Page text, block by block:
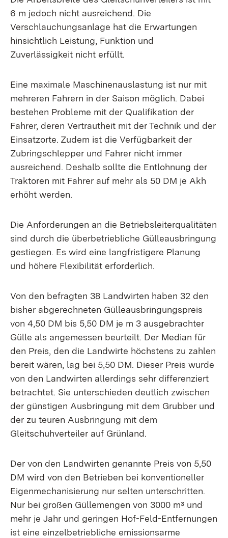
6 m jedoch nicht ausreichend. Die
Verschlauchungsanlage hat die Erwartungen
hinsichtlich Leistung, Funktion und
Zuverlässigkeit nicht erfüllt.
Eine maximale Maschinenauslastung ist nur mit
mehreren Fahrern in der Saison möglich. Dabei
bestehen Probleme mit der Qualifikation der
Fahrer, deren Vertrautheit mit der Technik und der
Einsatzorte. Zudem ist die Verfügbarkeit der
Zubringschlepper und Fahrer nicht immer
ausreichend. Deshalb sollte die Entlohnung der
Traktoren mit Fahrer auf mehr als 50 DM je Akh
erhöht werden.
Die Anforderungen an die Betriebsleiterqualitäten
sind durch die überbetriebliche Gülleausbringung
gestiegen. Es wird eine langfristigere Planung
und höhere Flexibilität erforderlich.
Von den befragten 38 Landwirten haben 32 den
bisher abgerechneten Gülleausbringungspreis
von 4,50 DM bis 5,50 DM je m 3 ausgebrachter
Gülle als angemessen beurteilt. Der Median für
den Preis, den die Landwirte höchstens zu zahlen
bereit wären, lag bei 5,50 DM. Dieser Preis wurde
von den Landwirten allerdings sehr differenziert
betrachtet. Sie unterschieden deutlich zwischen
der günstigen Ausbringung mit dem Grubber und
der zu teuren Ausbringung mit dem
Gleitschuhverteiler auf Grünland.
Der von den Landwirten genannte Preis von 5,50
DM wird von den Betrieben bei konventioneller
Eigenmechanisierung nur selten unterschritten.
Nur bei großen Güllemengen von 3000 m³ und
mehr je Jahr und geringen Hof-Feld-Entfernungen
ist eine einzelbetriebliche emissionsarme